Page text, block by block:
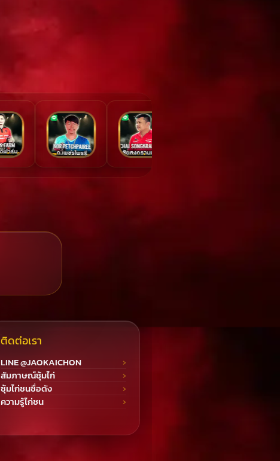
ติดต่อเรา
LINE @JAOKAICHON
สัมภาษณ์ซุ้มไก่
ซุ้มไก่ชนชื่อดัง
ความรู้ไก่ชน